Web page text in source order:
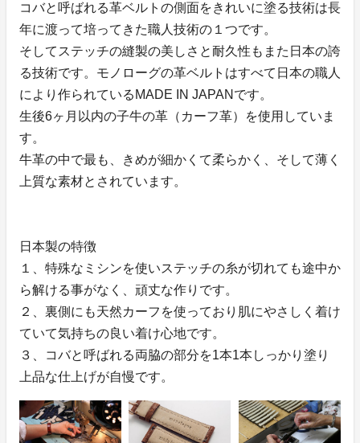
コバと呼ばれる革ベルトの側面をきれいに塗る技術は長
年に渡って培ってきた職人技術の１つです。
そしてステッチの縫製の美しさと耐久性もまた日本の誇
る技術です。モノローグの革ベルトはすべて日本の職人
により作られているMADE IN JAPANです。
生後6ヶ月以内の子牛の革（カーフ革）を使用していま
す。
牛革の中で最も、きめが細かくて柔らかく、そして薄く
上質な素材とされています。
日本製の特徴
１、特殊なミシンを使いステッチの糸が切れても途中か
ら解ける事がなく、頑丈な作りです。
２、裏側にも天然カーフを使っており肌にやさしく着け
ていて気持ちの良い着け心地です。
３、コバと呼ばれる両脇の部分を1本1本しっかり塗り
上品な仕上げが自慢です。